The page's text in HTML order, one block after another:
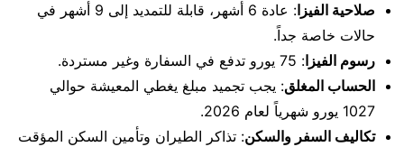
صلاحية الفيزا
: عادة 6 أشهر، قابلة للتمديد إلى 9 أشهر في
حالات خاصة جداً.
رسوم الفيزا: 75 يورو تدفع في السفارة وغير مستردة.
الحساب المغلق: يجب تجميد مبلغ يغطي المعيشة حوالي
1027 يورو شهرياً لعام 2026.
تكاليف السفر والسكن: تذاكر الطيران وتأمين السكن المؤقت